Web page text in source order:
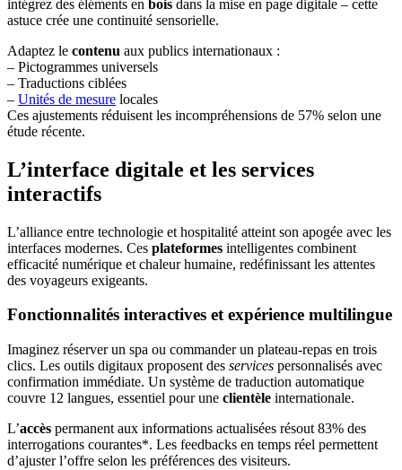
intégrez des éléments en bois dans la mise en page digitale – cette
astuce crée une continuité sensorielle.
Adaptez le contenu aux publics internationaux :
– Pictogrammes universels
– Traductions ciblées
– Unités de mesure locales
Ces ajustements réduisent les incompréhensions de 57% selon une
étude récente.
L’interface digitale et les services
interactifs
L’alliance entre technologie et hospitalité atteint son apogée avec les
interfaces modernes. Ces plateformes intelligentes combinent
efficacité numérique et chaleur humaine, redéfinissant les attentes
des voyageurs exigeants.
Fonctionnalités interactives et expérience multilingue
Imaginez réserver un spa ou commander un plateau-repas en trois
clics. Les outils digitaux proposent des services personnalisés avec
confirmation immédiate. Un système de traduction automatique
couvre 12 langues, essentiel pour une clientèle internationale.
L’accès permanent aux informations actualisées résout 83% des
interrogations courantes*. Les feedbacks en temps réel permettent
d’ajuster l’offre selon les préférences des visiteurs.